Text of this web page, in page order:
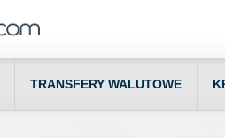
TRANSFERY WALUTOWE